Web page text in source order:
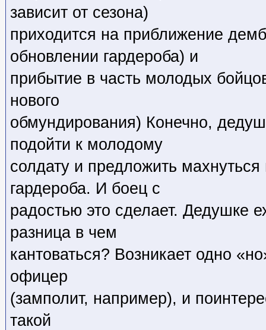
зависит от сезона)
приходится на приближение
обновлении гардероба) и
прибытие в часть молодых
нового
обмундирования) Конечно,
подойти к молодому
солдату и предложить
гардероба. И боец с
радостью это сделает. Дедушке
разница в чем
кантоваться? Возникает одно
офицер
(замполит, например), и
такой